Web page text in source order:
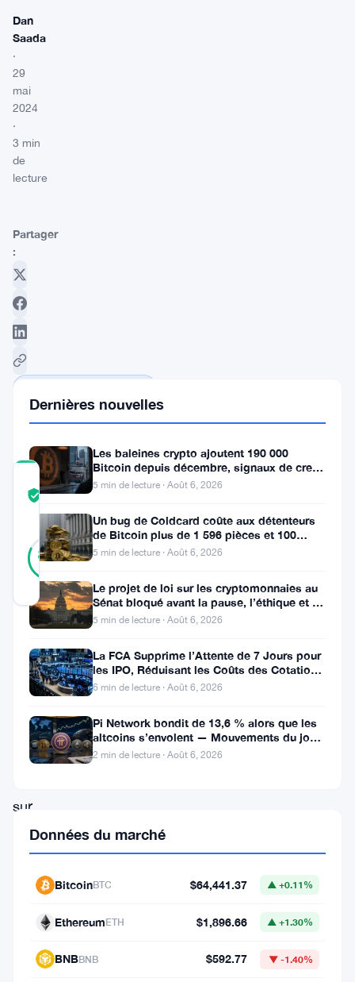
Dan
Saada
·
29
mai
2024
·
3 min
de
lecture
Partager
:
COMMUNITY
TRUST
82%
Vérifié
17
votes
Mis à jour 2 ans il y a
Fondation
Uniswap
levé
sur
ses
réserves
financières,
montant
Dernières nouvelles
Les baleines crypto ajoutent 190 000
Bitcoin depuis décembre, signaux de creux
du marché baissier s’accumulent
5 min de lecture · Août 6, 2026
Un bug de Coldcard coûte aux détenteurs
de Bitcoin plus de 1 596 pièces et 100
millions de dollars
5 min de lecture · Août 6, 2026
Le projet de loi sur les cryptomonnaies au
Sénat bloqué avant la pause, l’éthique et le
FBI s’opposent
5 min de lecture · Août 6, 2026
La FCA Supprime l’Attente de 7 Jours pour
les IPO, Réduisant les Coûts des Cotations
au Royaume-Uni
6 min de lecture · Août 6, 2026
Pi Network bondit de 13,6 % alors que les
altcoins s’envolent — Mouvements du jour
6 août
2 min de lecture · Août 6, 2026
Données du marché
BitcoinBTC $64,441.37 ▲ +0.11%
EthereumETH $1,896.66 ▲ +1.30%
BNBBNB $592.77 ▼ -1.40%